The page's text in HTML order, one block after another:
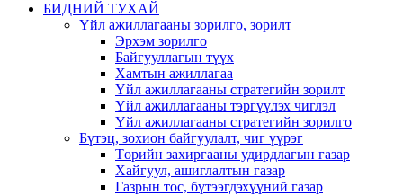
БИДНИЙ ТУХАЙ
Үйл ажиллагааны зорилго, зорилт
Эрхэм зорилго
Байгууллагын түүх
Хамтын ажиллагаа
Үйл ажиллагааны стратегийн зорилт
Үйл ажиллагааны тэргүүлэх чиглэл
Үйл ажиллагааны стратегийн зорилго
Бүтэц, зохион байгуулалт, чиг үүрэг
Төрийн захиргааны удирдлагын газар
Хайгуул, ашиглалтын газар
Газрын тос, бүтээгдэхүүний газар